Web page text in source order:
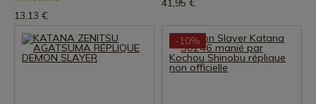
13,13 €
41,95 €
-10%